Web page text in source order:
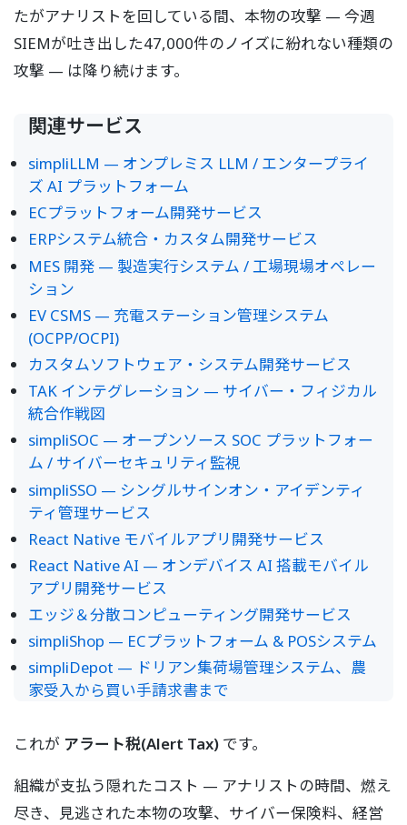
たがアナリストを回している間、本物の攻撃 — 今週
SIEMが吐き出した47,000件のノイズに紛れない種類の
攻撃 — は降り続けます。
関連サービス
simpliLLM — オンプレミス LLM / エンタープライ
ズ AI プラットフォーム
ECプラットフォーム開発サービス
ERPシステム統合・カスタム開発サービス
MES 開発 — 製造実行システム / 工場現場オペレー
ション
EV CSMS — 充電ステーション管理システム
(OCPP/OCPI)
カスタムソフトウェア・システム開発サービス
TAK インテグレーション — サイバー・フィジカル
統合作戦図
simpliSOC — オープンソース SOC プラットフォー
ム / サイバーセキュリティ監視
simpliSSO — シングルサインオン・アイデンティ
ティ管理サービス
React Native モバイルアプリ開発サービス
React Native AI — オンデバイス AI 搭載モバイル
アプリ開発サービス
エッジ＆分散コンピューティング開発サービス
simpliShop — ECプラットフォーム & POSシステム
simpliDepot — ドリアン集荷場管理システム、農
家受入から買い手請求書まで
これが アラート税(Alert Tax) です。
組織が支払う隠れたコスト — アナリストの時間、燃え
尽き、見逃された本物の攻撃、サイバー保険料、経営